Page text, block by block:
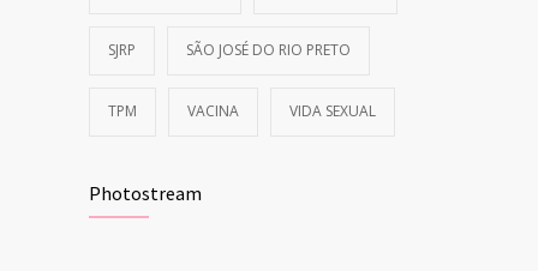
SJRP SÃO JOSÉ DO RIO PRETO
TPM VACINA VIDA SEXUAL
Photostream